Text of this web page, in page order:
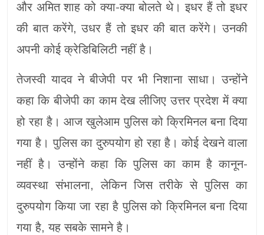
और अमित शाह को क्या-क्या बोलते थे। इधर हैं तो इधर
की बात करेंगे, उधर हैं तो इधर की बात करेंगे। उनकी
अपनी कोई क्रेडिबिलिटी नहीं है।
तेजस्वी यादव ने बीजेपी पर भी निशाना साधा। उन्होंने
कहा कि बीजेपी का काम देख लीजिए उत्तर प्रदेश में क्या
हो रहा है। आज खुलेआम पुलिस को क्रिमिनल बना दिया
गया है। पुलिस का दुरुपयोग हो रहा है। कोई देखने वाला
नहीं है। उन्होंने कहा कि पुलिस का काम है कानून-
व्यवस्था संभालना, लेकिन जिस तरीके से पुलिस का
दुरुपयोग किया जा रहा है पुलिस को क्रिमिनल बना दिया
गया है, यह सबके सामने है।